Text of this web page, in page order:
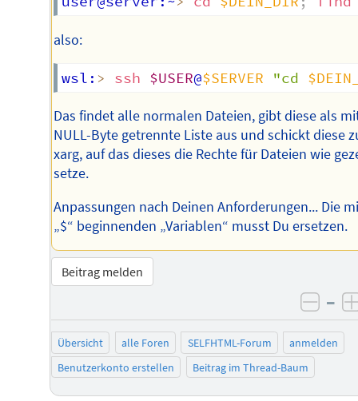
also:
wsl: > ssh $USER@$SERVER "cd
Das findet alle normalen Dateien, gibt diese als
NULL-Byte getrennte Liste aus und schickt diese
xarg, auf das dieses die Rechte für Dateien wie
setze.
Anpassungen nach Deinen Anforderungen... Die
„$“ beginnenden „Variablen“ musst Du ersetzen.
Beitrag melden
–
Übersicht alle Foren SELFHTML-Forum
anmelden
Benutzerkonto erstellen
Beitrag im Thread-Baum